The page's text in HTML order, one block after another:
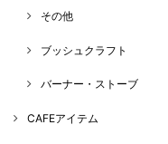
その他
ブッシュクラフト
バーナー・ストーブ
CAFEアイテム